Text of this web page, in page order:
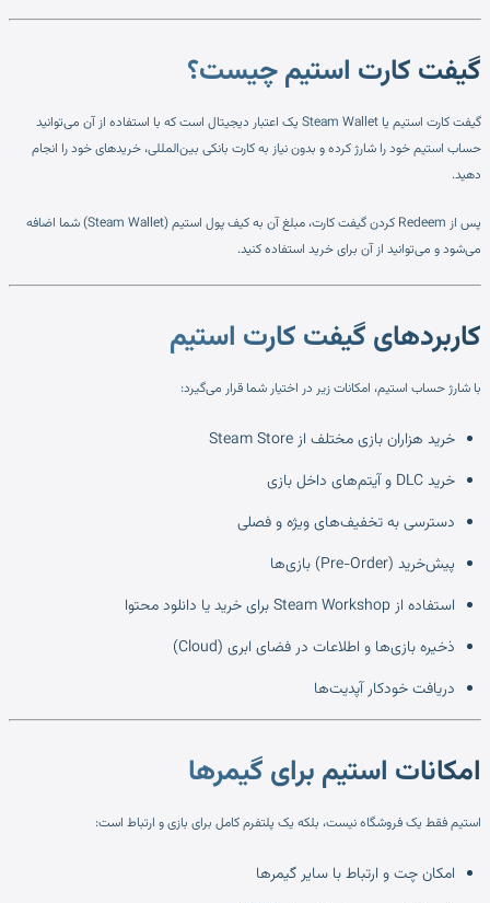
گیفت کارت استیم چیست؟
گیفت کارت استیم یا Steam Wallet یک اعتبار دیجیتال است که با استفاده از آن می‌توانید
حساب استیم خود را شارژ کرده و بدون نیاز به کارت بانکی بین‌المللی، خریدهای خود را انجام
دهید.
پس از Redeem کردن گیفت کارت، مبلغ آن به کیف پول استیم (Steam Wallet) شما اضافه
می‌شود و می‌توانید از آن برای خرید استفاده کنید.
کاربردهای گیفت کارت استیم
با شارژ حساب استیم، امکانات زیر در اختیار شما قرار می‌گیرد:
خرید هزاران بازی مختلف از Steam Store
خرید DLC و آیتم‌های داخل بازی
دسترسی به تخفیف‌های ویژه و فصلی
پیش‌خرید (Pre-Order) بازی‌ها
استفاده از Steam Workshop برای خرید یا دانلود محتوا
ذخیره بازی‌ها و اطلاعات در فضای ابری (Cloud)
دریافت خودکار آپدیت‌ها
امکانات استیم برای گیمرها
استیم فقط یک فروشگاه نیست، بلکه یک پلتفرم کامل برای بازی و ارتباط است:
امکان چت و ارتباط با سایر گیمرها